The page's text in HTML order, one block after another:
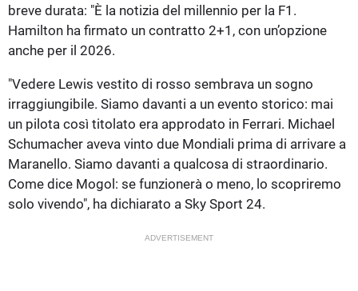
breve durata: "È la notizia del millennio per la F1.
Hamilton ha firmato un contratto 2+1, con un’opzione
anche per il 2026.
"Vedere Lewis vestito di rosso sembrava un sogno
irraggiungibile. Siamo davanti a un evento storico: mai
un pilota così titolato era approdato in Ferrari. Michael
Schumacher aveva vinto due Mondiali prima di arrivare a
Maranello. Siamo davanti a qualcosa di straordinario.
Come dice Mogol: se funzionerà o meno, lo scopriremo
solo vivendo", ha dichiarato a Sky Sport 24.
ADVERTISEMENT